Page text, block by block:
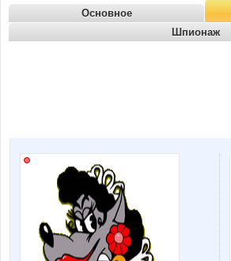
Основное
Шпионаж